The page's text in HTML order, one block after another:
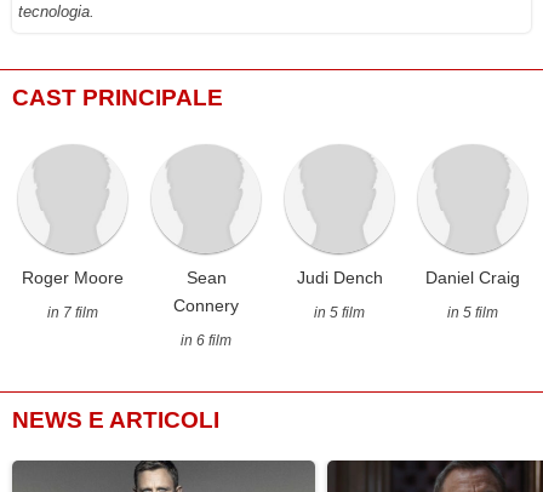
tecnologia.
CAST PRINCIPALE
Roger Moore
in 7 film
Sean
Connery
in 6 film
Judi Dench
in 5 film
Daniel Craig
in 5 film
NEWS E ARTICOLI